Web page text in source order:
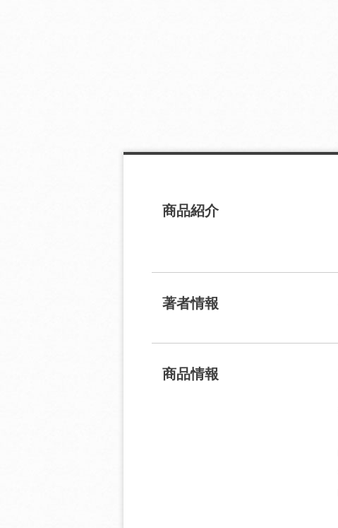
商品紹介
著者情報
商品情報